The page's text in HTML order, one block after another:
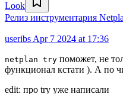
Look
Релиз инструментария
useribs Apr 7 2024 at 17:36
netplan try поможет, не
функционал кстати ). А по
edit: про try уже написали